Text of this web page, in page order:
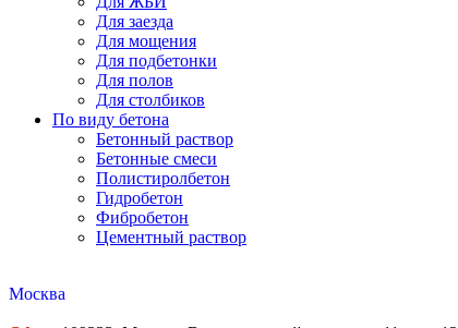
Для заезда
Для мощения
Для подбетонки
Для полов
Для столбиков
По виду бетона
Бетонный раствор
Бетонные смеси
Полистиролбетон
Гидробетон
Фибробетон
Цементный раствор
Москва